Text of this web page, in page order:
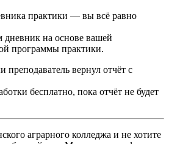
практики — вы всё равно
дневник на основе вашей
программы практики.
преподаватель вернул отчёт с
бесплатно, пока отчёт не будет
аграрного колледжа и не хотите